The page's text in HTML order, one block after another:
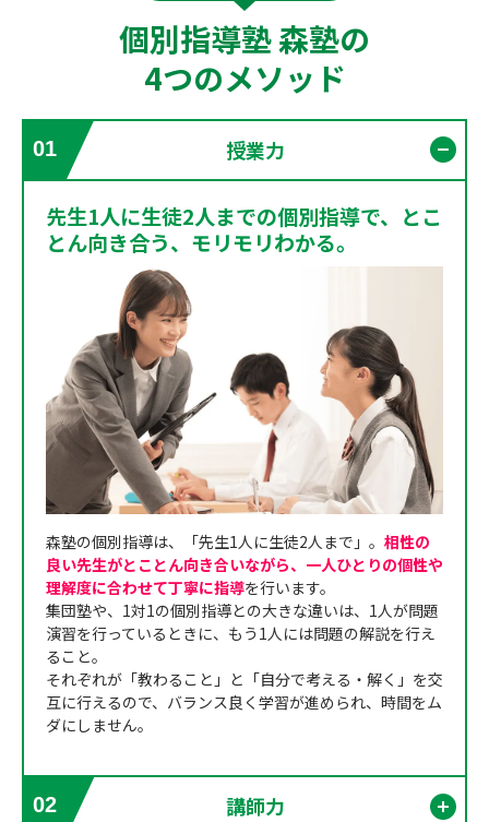
個別指導塾 森塾の
4つのメソッド
01 授業力
先生1人に生徒2人までの個別指導で、とこ
とん向き合う、モリモリわかる。
森塾の個別指導は、「先生1人に生徒2人まで」。 相性の
良い先生がとことん向き合いながら、一人ひとりの個性や
理解度に合わせて丁寧に指導を行います。
集団塾や、1対1の個別指導との大きな違いは、1人が問題
演習を行っているときに、もう1人には問題の解説を行え
ること。
それぞれが「教わること」と「自分で考える・解く」を交
互に行えるので、バランス良く学習が進められ、時間をム
ダにしません。
02 講師力